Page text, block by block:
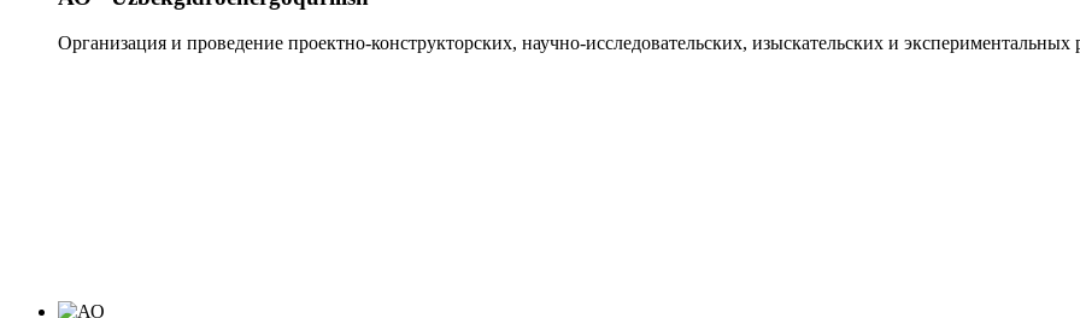
Организация и проведение проектно-конструкторских, научно-исследовательских, изыскательских и экспериментальных